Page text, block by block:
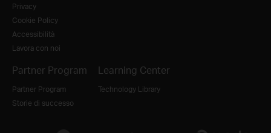
Privacy
Cookie Policy
Accessibilità
Lavora con noi
Partner Program
Partner Program
Storie di successo
Learning Center
Technology Library